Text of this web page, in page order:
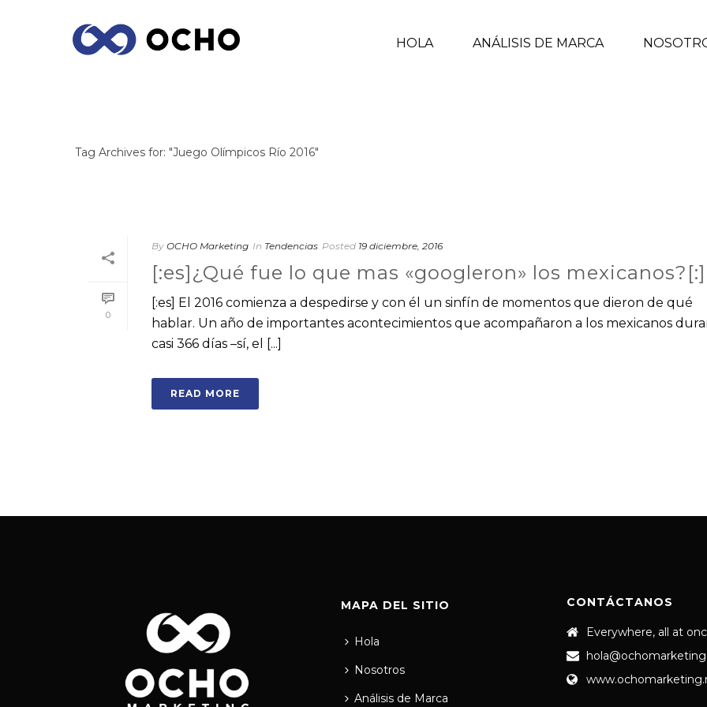
HOLA ANÁLISIS DE MARCA
Tag Archives for: "Juego Olímpicos Río 2016"
0
By OCHO Marketing In Tendencias Posted 19 diciembre, 2016
[:es]¿Qué fue lo que mas «googleron» los mexicanos?[:]
[:es] El 2016 comienza a despedirse y con él un sinfín de momentos que dieron de qué
hablar. Un año de importantes acontecimientos que acompañaron a los mexicanos
casi 366 días –sí, el [...]
READ MORE
MAPA DEL SITIO
Hola
Nosotros
Análisis de Marca
CONTÁCTANOS
Everywhere, all at